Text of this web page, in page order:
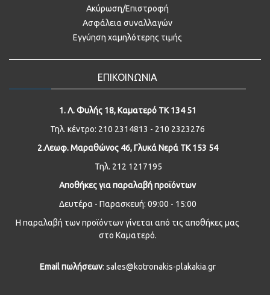
Ακύρωση/Επιστροφή
Ασφάλεια συναλλαγών
Εγγύηση χαμηλότερης τιμής
ΕΠΙΚΟΙΝΩΝΙΑ
1. Λ. Φυλής 18, Καματερό ΤΚ 134 51
Τηλ. κέντρο: 210 2314813 - 210 2323276
2.Λεωφ. Μαραθώνος 46, Γλυκά Νερά ΤΚ 153 54
Τηλ. 212 1217195
Αποθήκες για παραλαβή προϊόντων
Δευτέρα - Παρασκευή: 09:00 - 15:00
Η παραλαβή των προϊόντων γίνεται από τις αποθήκες μας
στο Καματερό.
Email πωλήσεων: sales@kotronakis-plakakia.gr